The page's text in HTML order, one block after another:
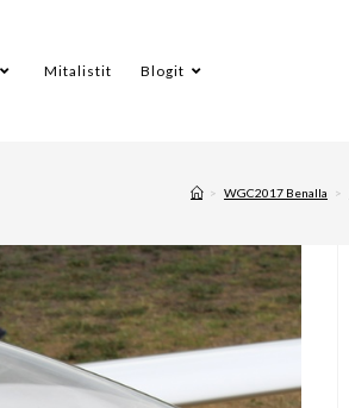
Mitalistit Blogit
> WGC2017 Benalla >